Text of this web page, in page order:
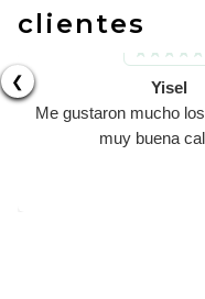
clientes
❮
Yisel
Me gustaron mucho
muy buena